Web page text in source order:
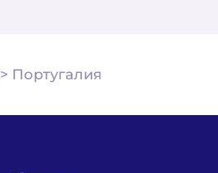
> Португалия